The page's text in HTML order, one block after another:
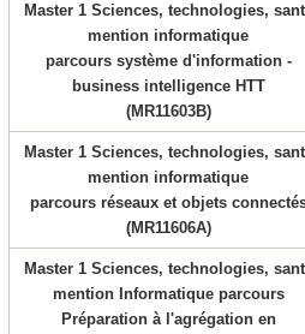
Master 1 Sciences, technologies,
mention informatique
parcours système d'information -
business intelligence HTT
(MR11603B)
Master 1 Sciences, technologies,
mention informatique
parcours réseaux et objets
(MR11606A)
Master 1 Sciences, technologies,
mention Informatique parcours
Préparation à l'agrégation en